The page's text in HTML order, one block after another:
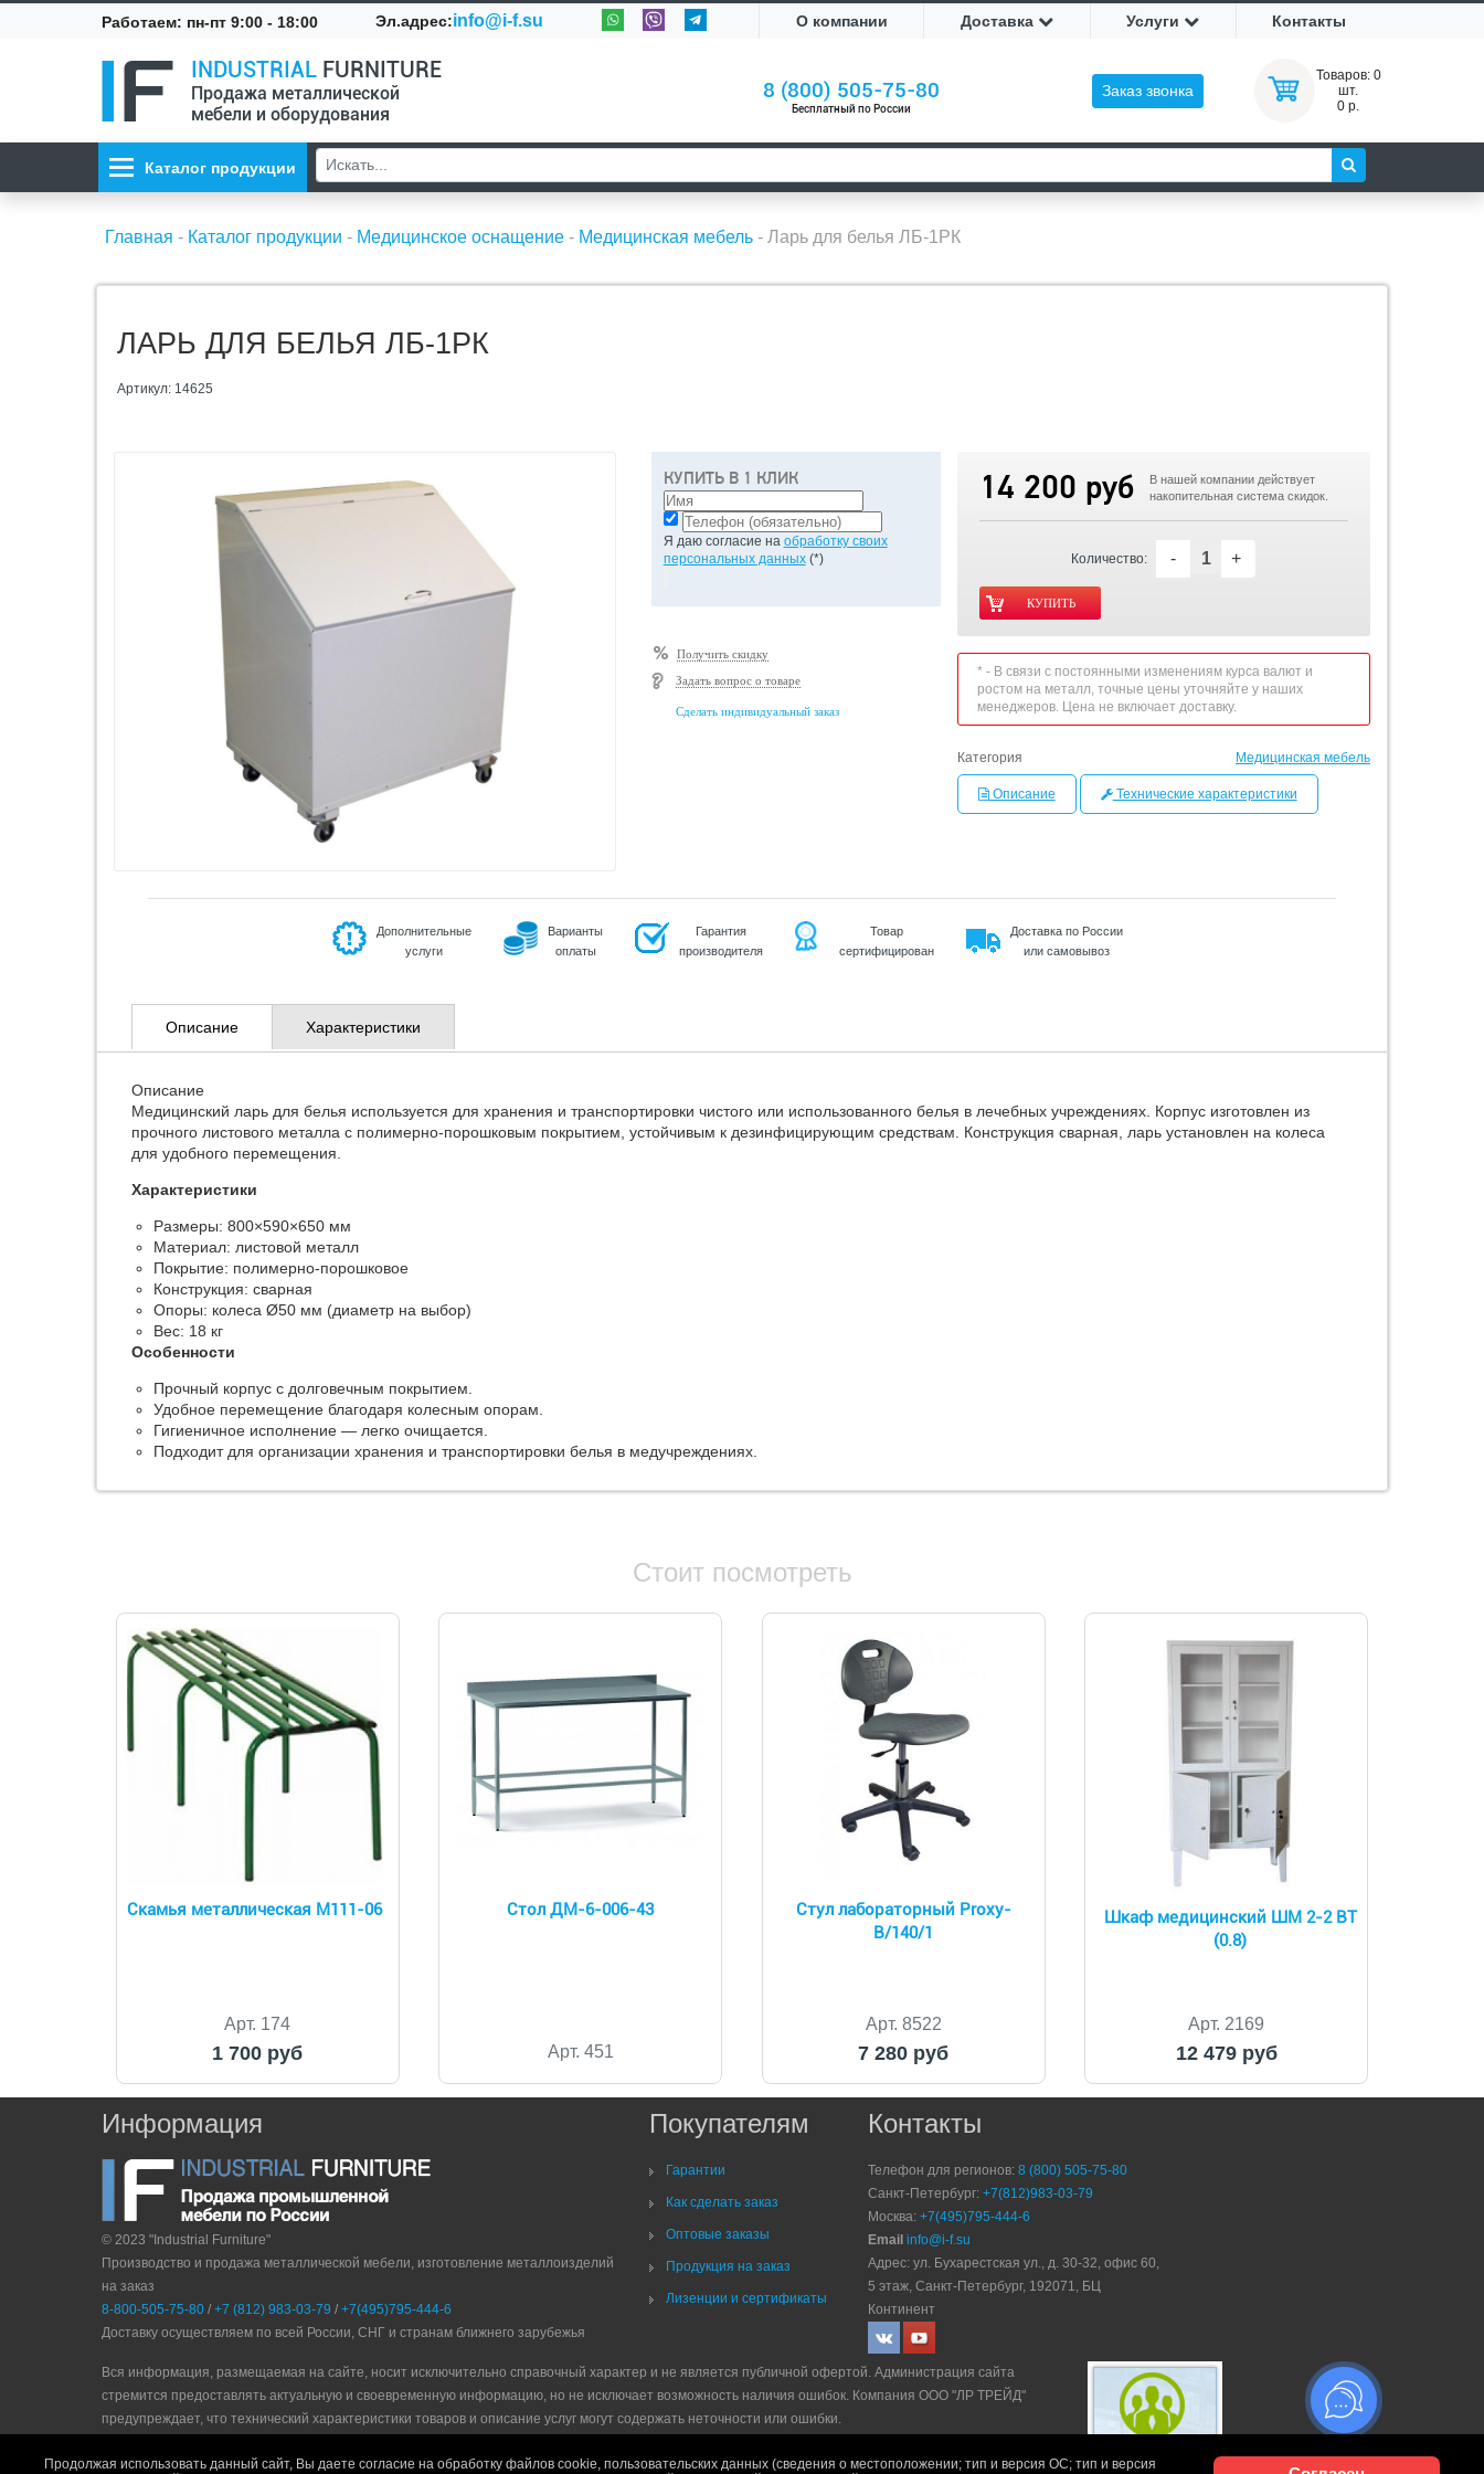
Работаем: пн-пт 9:00 - 18:00 Эл.адрес:info@i-f.su О компании Доставка Услуги Контакты
INDUSTRIAL FURNITURE
Продажа металлической
мебели и оборудования
8 (800) 505-75-80
Бесплатный по России
Заказ звонка
Товаров: 0
шт.
0 р.
Каталог продукции
Главная - Каталог продукции - Медицинское оснащение - Медицинская мебель - Ларь для белья ЛБ-1РК
ЛАРЬ ДЛЯ БЕЛЬЯ ЛБ-1РК
Артикул: 14625
КУПИТЬ В 1 КЛИК
Я даю согласие на обработку своих
персональных данных(*)
Получить скидку
Задать вопрос о товаре
Сделать индивидуальный заказ
14 200 руб
В нашей компании действует
накопительная система скидок.
Количество: - +
* - В связи с постоянными изменениям курса валют и
ростом на металл, точные цены уточняйте у наших
менеджеров. Цена не включает доставку.
Категория Медицинская мебель
Описание Технические характеристики
Дополнительные
услуги
Варианты
оплаты
Гарантия
производителя
Товар
сертифицирован
Доставка по России
или самовывоз
Описание Характеристики
Описание
Медицинский ларь для белья используется для хранения и транспортировки чистого или использованного белья в лечебных учреждениях. Корпус изготовлен из
прочного листового металла с полимерно-порошковым покрытием, устойчивым к дезинфицирующим средствам. Конструкция сварная, ларь установлен на колеса
для удобного перемещения.
Характеристики
Размеры: 800×590×650 мм
Материал: листовой металл
Покрытие: полимерно-порошковое
Конструкция: сварная
Опоры: колеса Ø50 мм (диаметр на выбор)
Вес: 18 кг
Особенности
Прочный корпус с долговечным покрытием.
Удобное перемещение благодаря колесным опорам.
Гигиеничное исполнение — легко очищается.
Подходит для организации хранения и транспортировки белья в медучреждениях.
Стоит посмотреть
Скамья металлическая М111-06
Арт. 174
1 700 руб
Стол ДМ-6-006-43
Арт. 451
Стул лабораторный Proxy-
B/140/1
Арт. 8522
7 280 руб
Шкаф медицинский ШМ 2-2 ВТ
(0.8)
Арт. 2169
12 479 руб
Информация
© 2023 "Industrial Furniture"
Производство и продажа металлической мебели, изготовление металлоизделий
на заказ
8-800-505-75-80 / +7 (812) 983-03-79 / +7(495)795-444-6
Доставку осуществляем по всей России, СНГ и странам ближнего зарубежья
Покупателям
Гарантии
Как сделать заказ
Оптовые заказы
Продукция на заказ
Лизенции и сертификаты
Контакты
Телефон для регионов:8 (800) 505-75-80
Санкт-Петербург:+7(812)983-03-79
Москва:+7(495)795-444-6
Email info@i-f.su
Адрес: ул. Бухарестская ул., д. 30-32, офис 60,
5 этаж, Санкт-Петербург, 192071, БЦ
Континент
Вся информация, размещаемая на сайте, носит исключительно справочный характер и не является публичной офертой. Администрация сайта
стремится предоставлять актуальную и своевременную информацию, но не исключает возможность наличия ошибок. Компания ООО "ЛР ТРЕЙД"
прeдупрeждaeт, что технический характеристики товаров и описание услуг могут содержать неточности или ошибки.
Продолжая использовать данный сайт, Вы даете согласие на обработку файлов cookie, пользовательских данных (сведения о местоположении; тип и версия ОС; тип и версия